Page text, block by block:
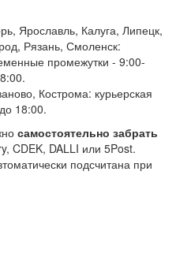
Ярославль, Калуга, Липецк,
Рязань, Смоленск:
промежутки - 9:00-
Кострома: курьерская
18:00.
самостоятельно забрать
CDEK, DALLI или 5Post.
подсчитана при